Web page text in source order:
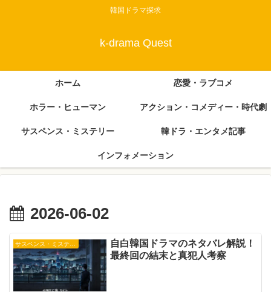
韓国ドラマ探求
k-drama Quest
ホーム 恋愛・ラブコメ
ホラー・ヒューマン アクション・コメディー・時代劇
サスペンス・ミステリー 韓ドラ・エンタメ記事
インフォメーション
2026-06-02
自白韓国ドラマのネタバレ解説！
最終回の結末と真犯人考察